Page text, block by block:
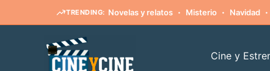
TRENDING: Novelas y relatos · Misterio · Navidad ·
Cine y